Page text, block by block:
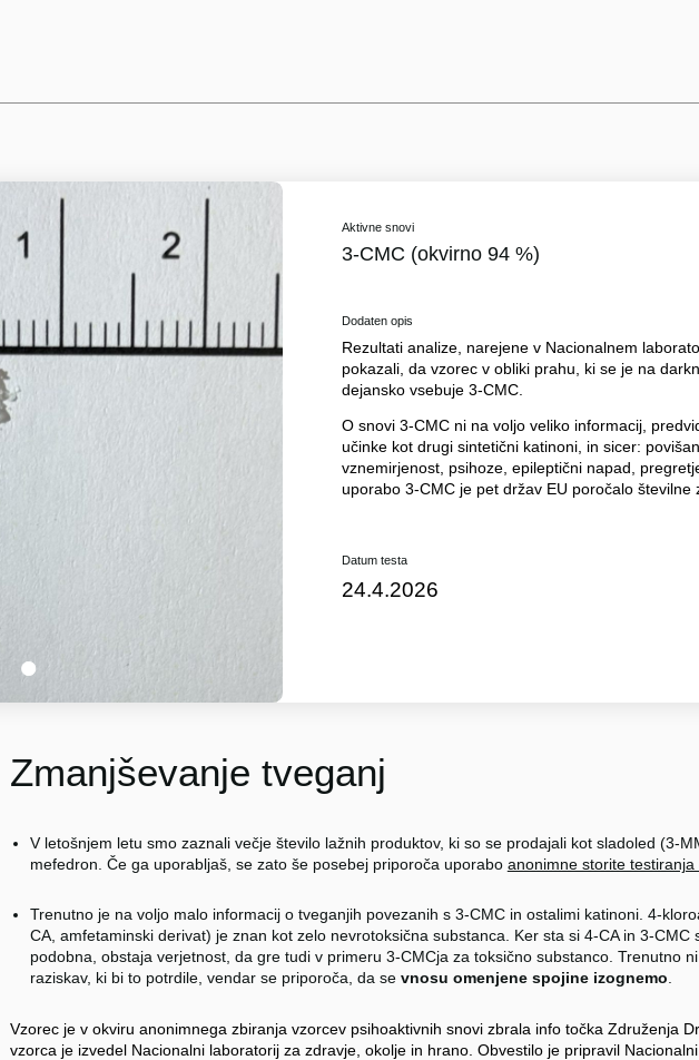
1
Aktivne snovi
3-CMC (okvirno 94 %)
Dodaten opis
Rezultati analize, narejene v Nacionalnem
pokazali, da vzorec v obliki prahu, ki se je na
dejansko vsebuje 3-CMC.
O snovi 3-CMC ni na voljo veliko informacij,
učinke kot drugi sintetični katinoni, in sicer:
vznemirjenost, psihoze, epileptični napad,
uporabo 3-CMC je pet držav EU poročalo številne
Datum testa
24.4.2026
Zmanjševanje tveganj
V letošnjem letu smo zaznali večje število lažnih produktov, ki so se prodajali kot sladoled (3-
mefedron. Če ga uporabljaš, se zato še posebej priporoča uporabo anonimne storite testiranja
Trenutno je na voljo malo informacij o tveganjih povezanih s 3-CMC in ostalimi katinoni. 4-
CA, amfetaminski derivat) je znan kot zelo nevrotoksična substanca. Ker sta si 4-CA in 3-CMC
podobna, obstaja verjetnost, da gre tudi v primeru 3-CMCja za toksično substanco. Trenutno
raziskav, ki bi to potrdile, vendar se priporoča, da se vnosu omenjene spojine izognemo.
Vzorec je v okviru anonimnega zbiranja vzorcev psihoaktivnih snovi zbrala info točka Združenja
vzorca je izvedel Nacionalni laboratorij za zdravje, okolje in hrano. Obvestilo je pripravil